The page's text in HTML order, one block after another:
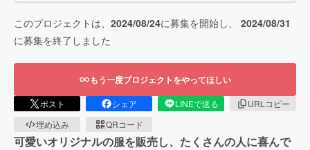
このプロジェクトは、 2024/08/24に募集を開始し、 2024/08/31
に募集を終了しました
もう一度プロジェクトをやってほしい
ポスト シェア LINEで送る
URLコピー
埋め込み
QRコード
可愛いオリジナルの服を販売し、たくさんの人に喜んで